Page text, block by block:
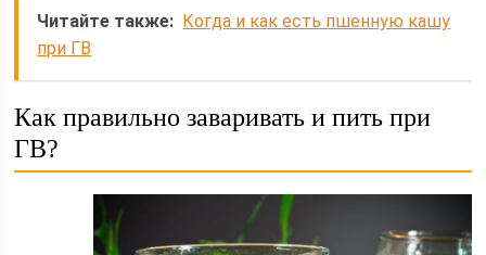
Читайте также: Когда и как есть пшенную кашу
при ГВ
Как правильно заваривать и пить при
ГВ?